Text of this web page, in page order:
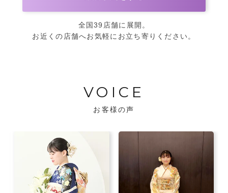
全国39店舗に展開。
お近くの店舗へお気軽にお立ち寄りください。
VOICE
お客様の声